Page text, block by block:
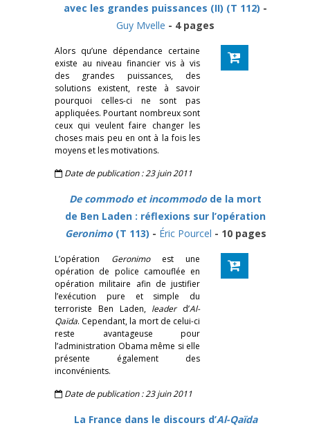
avec les grandes puissances (II) (T 112) -
Guy Mvelle - 4 pages
Alors qu’une dépendance certaine
existe au niveau financier vis à vis
des grandes puissances, des
solutions existent, reste à savoir
pourquoi celles-ci ne sont pas
appliquées. Pourtant nombreux sont
ceux qui veulent faire changer les
choses mais peu en ont à la fois les
moyens et les motivations.
Date de publication : 23 juin 2011
De commodo et incommodode la mort
de Ben Laden : réflexions sur l’opération
Geronimo (T 113) - Éric Pourcel - 10 pages
L’opération Geronimoest une
opération de police camouflée en
opération militaire afin de justifier
l’exécution pure et simple du
terroriste Ben Laden, leaderd’Al-
Qaïda. Cependant, la mort de celui-ci
reste avantageuse pour
l’administration Obama même si elle
présente également des
inconvénients.
Date de publication : 23 juin 2011
La France dans le discours d’Al-Qaïda